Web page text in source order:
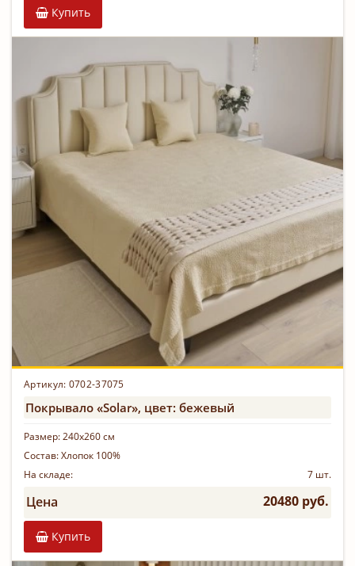
Купить
Артикул: 0702-37075
Покрывало «Solar», цвет: бежевый
Размер:240х260 см
Состав:Хлопок 100%
На складе:
7 шт.
Цена 20480 руб.
Купить